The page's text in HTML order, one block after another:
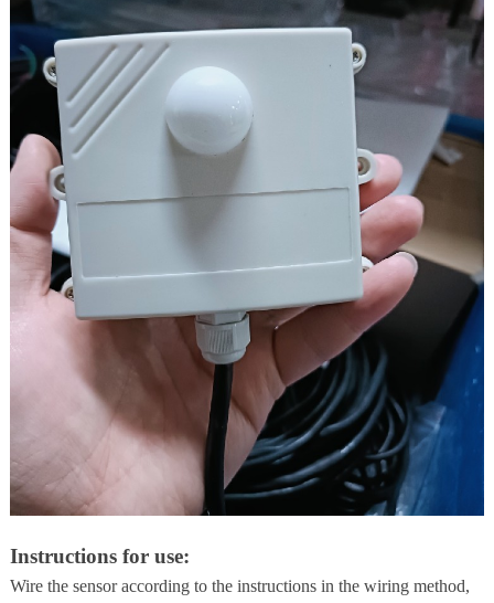
Instructions for use:
Wire the sensor according to the instructions in the wiring method,